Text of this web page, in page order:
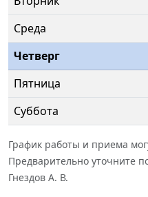
Среда
Четверг
Пятница
Суббота
График работы и приема
Предварительно уточните
Гнездов А. В.